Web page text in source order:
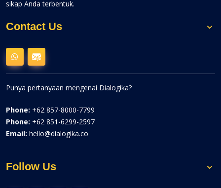
sikap Anda terbentuk.
Contact Us
Punya pertanyaan mengenai Dialogika?
Phone: +62 857-8000-7799
Phone: +62 851-6299-2597
Email: hello@dialogika.co
Follow Us